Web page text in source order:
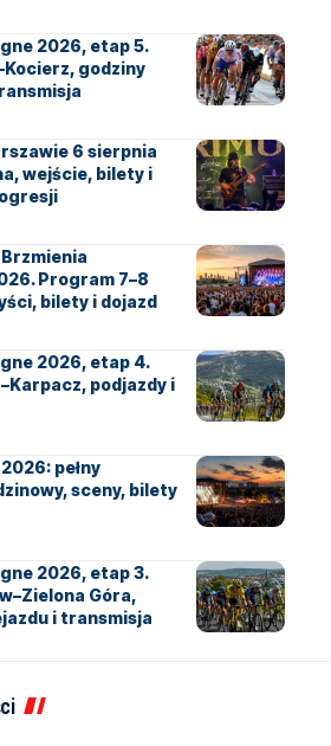
2026, etap 5.
godziny
6 sierpnia
wejście, bilety i
Program 7–8
bilety i dojazd
2026, etap 4.
podjazdy i
pełny
sceny, bilety
2026, etap 3.
Góra,
i transmisja